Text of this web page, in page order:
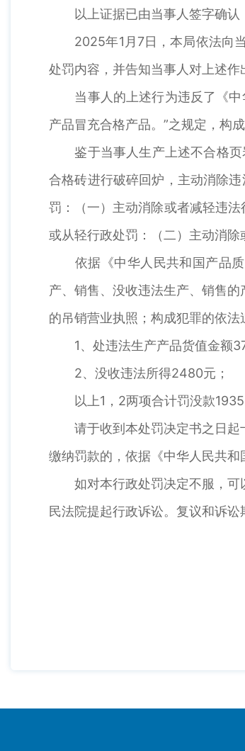
以上证据已由当事人签字确认，
2025年1月7日，本局依法向当
处罚内容，并告知当事人对上述
当事人的上述行为违反了《中
产品冒充合格产品。”之规定，构
鉴于当事人生产上述不合格页
合格砖进行破碎回炉，主动消除
罚：（一）主动消除或者减轻违
或从轻行政处罚：（二）主动消除
依据《中华人民共和国产品质
产、销售、没收违法生产、销售
的吊销营业执照；构成犯罪的依
1、处违法生产产品货值金额
2、没收违法所得2480元；
以上1，2两项合计罚没款
请于收到本处罚决定书之日起
缴纳罚款的，依据《中华人民共
如对本行政处罚决定不服，可以
民法院提起行政诉讼。复议和诉讼